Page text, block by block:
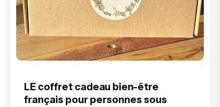
LE coffret cadeau bien-être
français pour personnes sous